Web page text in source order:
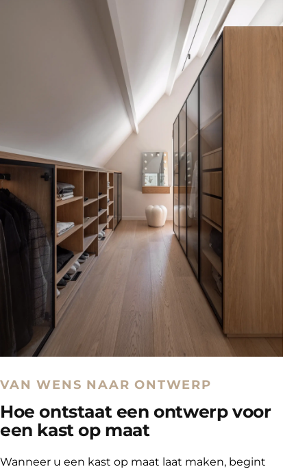
VAN WENS NAAR ONTWERP
Hoe ontstaat een ontwerp voor
een kast op maat
Wanneer u een kast op maat laat maken, begint